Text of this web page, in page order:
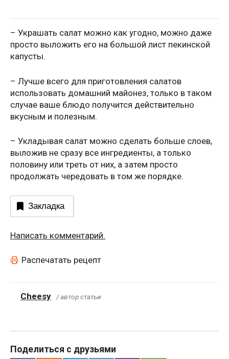
– Украшать салат можно как угодно, можно даже
просто выложить его на большой лист пекинской
капусты.
– Лучше всего для приготовления салатов
использовать домашний майонез, только в таком
случае ваше блюдо получится действительно
вкусным и полезным.
– Укладывая салат можно сделать больше слоев,
выложив не сразу все ингредиенты, а только
половину или треть от них, а затем просто
продолжать чередовать в том же порядке.
Закладка
Написать комментарий.
Распечатать рецепт
Cheesy / автор статьи
Поделиться с друзьями